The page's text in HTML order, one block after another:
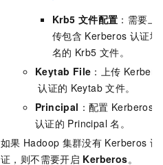
Krb5 文件配置 ：需要上
传包含 Kerberos 认证域
名的 Krb5 文件。
Keytab File ：上传
认证的 Keytab 文件。
Principal ：配置 Kerberos
认证的 Principal 名。
如果 Hadoop 集群没有 Kerberos 认
证，则不需要开启 Kerberos。